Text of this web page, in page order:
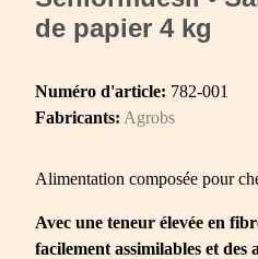
de papier 4 kg
Numéro d'article: 782-001
Fabricants: Agrobs
Alimentation composée pour
Avec une teneur élevée en
facilement assimilables et des